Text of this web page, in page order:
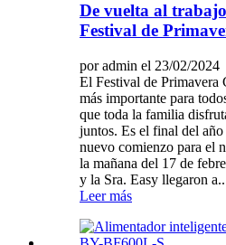
De vuelta al trabajo
Festival de
por admin el 23/02/2024
El Festival de Primavera
más importante para
que toda la familia
juntos. Es el final del
nuevo comienzo para el
la mañana del 17 de
y la Sra. Easy llegaron
Leer más